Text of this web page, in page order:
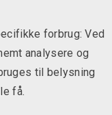
forbrug: Ved
analysere og
til belysning
få.